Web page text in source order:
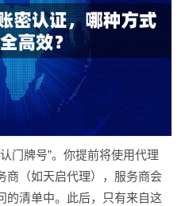
门牌号”。你提前将使用代理
商（如天启代理），服务商会
的清单中。此后，只有来自这